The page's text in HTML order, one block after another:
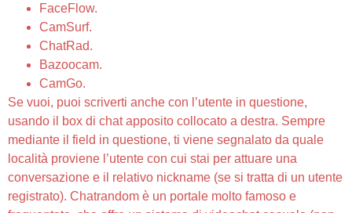
FaceFlow.
CamSurf.
ChatRad.
Bazoocam.
CamGo.
Se vuoi, puoi scriverti anche con l’utente in questione,
usando il box di chat apposito collocato a destra. Sempre
mediante il field in questione, ti viene segnalato da quale
località proviene l’utente con cui stai per attuare una
conversazione e il relativo nickname (se si tratta di un utente
registrato). Chatrandom è un portale molto famoso e